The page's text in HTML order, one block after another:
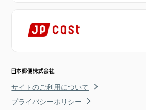
サイトのご利用について
プライバシーポリシー